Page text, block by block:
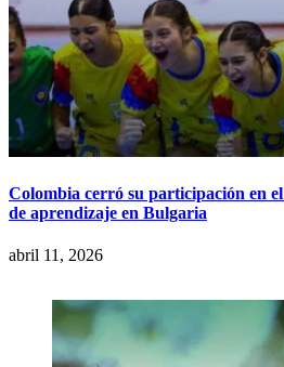
Colombia cerró su participación en
de aprendizaje en Bulgaria
abril 11, 2026